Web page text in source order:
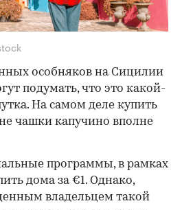
особняков на Сицилии
подумать, что это какой-
На самом деле купить
чашки капучино вполне
программы, в рамках
дома за €1. Однако,
владельцем такой